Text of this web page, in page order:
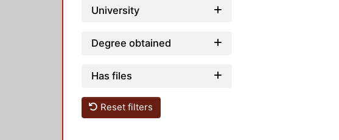
University
Degree obtained
Has files
Reset filters